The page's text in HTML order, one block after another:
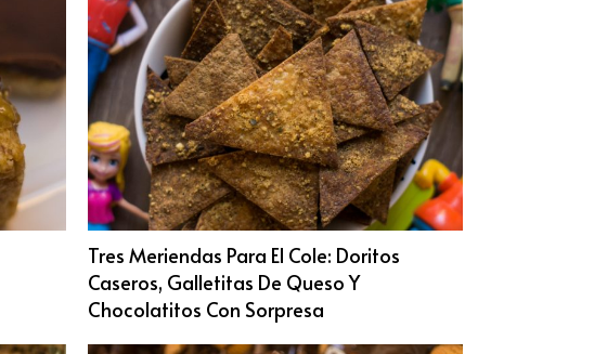
Tres Meriendas Para El Cole: Doritos
Caseros, Galletitas De Queso Y
Chocolatitos Con Sorpresa